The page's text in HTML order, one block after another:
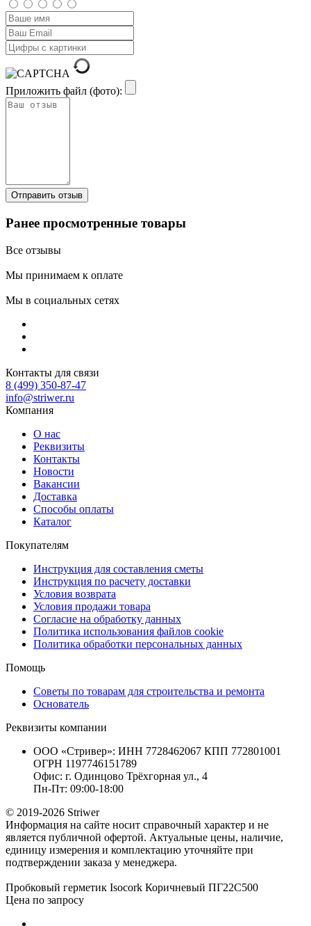
Приложить файл (фото):
Ранее просмотренные товары
Все отзывы
Мы принимаем к оплате
Мы в социальных сетях
Контакты для связи
8 (499) 350-87-47
info@striwer.ru
Компания
О нас
Реквизиты
Контакты
Новости
Вакансии
Доставка
Способы оплаты
Каталог
Покупателям
Инструкция для составления сметы
Инструкция по расчету доставки
Условия возврата
Условия продажи товара
Согласие на обработку данных
Политика использования файлов cookie
Политика обработки персональных данных
Помощь
Советы по товарам для строительства и ремонта
Основатель
Реквизиты компании
ООО «Стривер»: ИНН 7728462067 КПП 772801001
ОГРН 1197746151789
Офис: г. Одинцово Трёхгорная ул., 4
Пн-Пт: 09:00-18:00
© 2019-2026 Striwer
Информация на сайте носит справочный характер и не
является публичной офертой. Актуальные цены, наличие,
единицу измерения и комплектацию уточняйте при
подтверждении заказа у менеджера.
Пробковый герметик Isocork Коричневый ПГ22С500
Цена по запросу